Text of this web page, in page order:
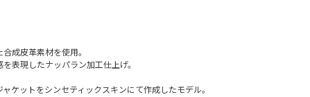
成皮革素材を使用。
表現したナッパラン加工仕上げ。
ケットをシンセティックスキンにて作成したモデル。